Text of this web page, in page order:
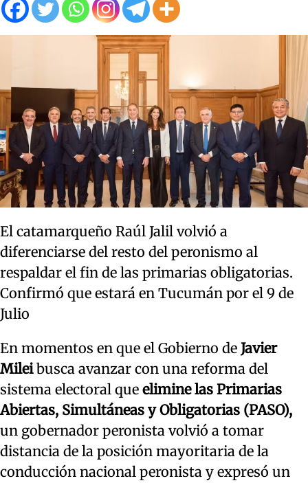
El catamarqueño Raúl Jalil volvió a
diferenciarse del resto del peronismo al
respaldar el fin de las primarias obligatorias.
Confirmó que estará en Tucumán por el 9 de
Julio
En momentos en que el Gobierno de Javier
Mileibusca avanzar con una reforma del
sistema electoral que elimine las Primarias
Abiertas, Simultáneas y Obligatorias (PASO),
un gobernador peronista volvió a tomar
distancia de la posición mayoritaria de la
conducción nacional peronista y expresó un